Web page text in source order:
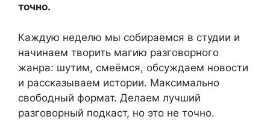
точно.
Каждую неделю мы собираемся в студии и
начинаем творить магию разговорного
жанра: шутим, смеёмся, обсуждаем новости
и рассказываем истории. Максимально
свободный формат. Делаем лучший
разговорный подкаст, но это не точно.